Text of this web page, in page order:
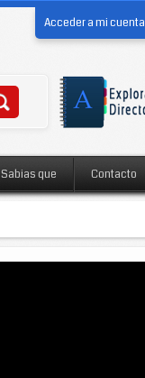
Acceder a mi cuenta
Sabias que Contacto